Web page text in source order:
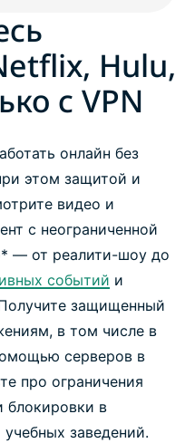
и VPN
чтобы
Hulu,
с VPN
онлайн без
этом защитой и
видео и
с неограниченной
— от реалити-шоу до
событий и
защищенный
в том числе в
серверов в
про ограничения
блокировки в
заведений.